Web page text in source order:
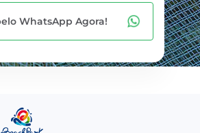
WhatsApp Agora!